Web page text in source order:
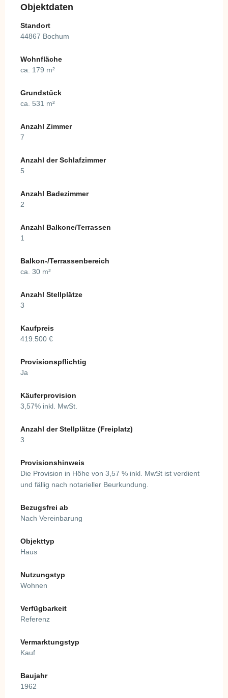
Objektdaten
Standort
44867 Bochum
Wohnfläche
ca. 179 m²
Grundstück
ca. 531 m²
Anzahl Zimmer
7
Anzahl der Schlafzimmer
5
Anzahl Badezimmer
2
Anzahl Balkone/Terrassen
1
Balkon-/Terrassenbereich
ca. 30 m²
Anzahl Stellplätze
3
Kaufpreis
419.500 €
Provisionspflichtig
Ja
Käuferprovision
3,57% inkl. MwSt.
Anzahl der Stellplätze (Freiplatz)
3
Provisionshinweis
Die Provision in Höhe von 3,57 % inkl. MwSt ist verdient
und fällig nach notarieller Beurkundung.
Bezugsfrei ab
Nach Vereinbarung
Objekttyp
Haus
Nutzungstyp
Wohnen
Verfügbarkeit
Referenz
Vermarktungstyp
Kauf
Baujahr
1962